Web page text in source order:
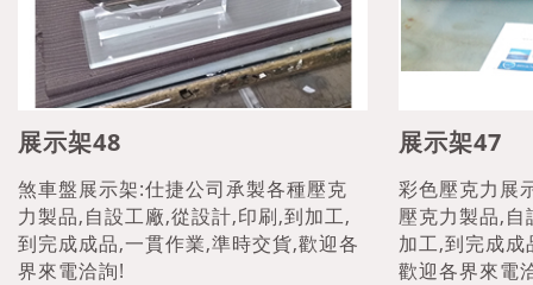
展示架48
煞車盤展示架:仕捷公司承製各種壓克
力製品,自設工廠,從設計,印刷,到加工,
到完成成品,一貫作業,準時交貨,歡迎各
界來電洽詢!
展示架47
彩色壓克力展
壓克力製品,
加工,到完成
歡迎各界來電